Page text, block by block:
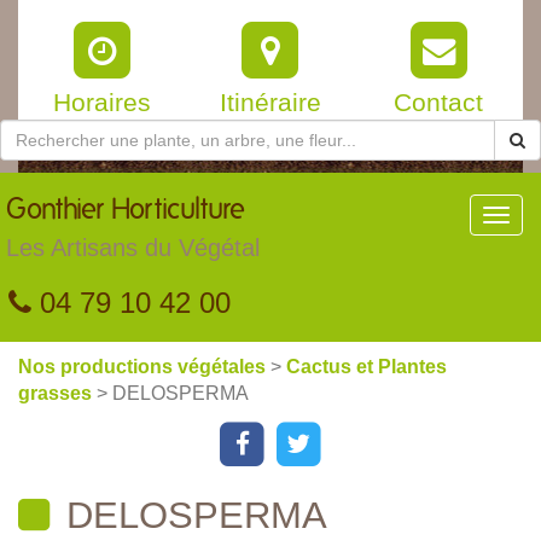
Horaires Itinéraire Contact
Gonthier Horticulture
Les Artisans du Végétal
04 79 10 42 00
Nos productions végétales > Cactus et Plantes
grasses > DELOSPERMA
DELOSPERMA